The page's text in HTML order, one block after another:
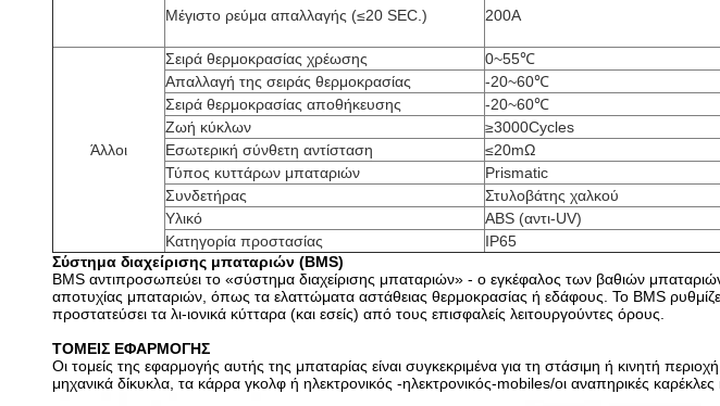
Μέγιστο ρεύμα απαλλαγής (≤20 SEC.) 200A
Άλλοι
Σειρά θερμοκρασίας χρέωσης
0~55℃
Απαλλαγή της σειράς θερμοκρασίας
-20~60℃
Σειρά θερμοκρασίας αποθήκευσης
-20~60℃
Ζωή κύκλων
≥3000Cycles
Εσωτερική σύνθετη αντίσταση
≤20mΩ
Τύπος κυττάρων μπαταριών
Prismatic
Συνδετήρας
Στυλοβάτης χαλκού
Υλικό
ABS (αντι-UV)
Κατηγορία προστασίας
IP65
Σύστημα διαχείρισης μπαταριών (BMS)
BMS αντιπροσωπεύει το «σύστημα διαχείρισης μπαταριών» - ο εγκέφαλος των βαθιών
αποτυχίας μπαταριών, όπως τα ελαττώματα αστάθειας θερμοκρασίας ή εδάφους. Το BMS
προστατεύσει τα λι-ιονικά κύτταρα (και εσείς) από τους επισφαλείς λειτουργούντες όρους.
ΤΟΜΕΙΣ ΕΦΑΡΜΟΓΗΣ
Οι τομείς της εφαρμογής αυτής της μπαταρίας είναι συγκεκριμένα για τη στάσιμη ή κινητή
μηχανικά δίκυκλα, τα κάρρα γκολφ ή ηλεκτρονικός -ηλεκτρονικός-mobiles/οι αναπηρικές